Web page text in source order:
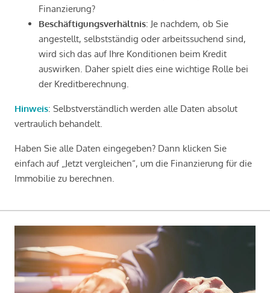
Finanzierung?
Beschäftigungsverhältnis: Je nachdem, ob Sie
angestellt, selbstständig oder arbeitssuchend sind,
wird sich das auf Ihre Konditionen beim Kredit
auswirken. Daher spielt dies eine wichtige Rolle bei
der Kreditberechnung.
Hinweis: Selbstverständlich werden alle Daten absolut
vertraulich behandelt.
Haben Sie alle Daten eingegeben? Dann klicken Sie
einfach auf „Jetzt vergleichen“, um die Finanzierung für die
Immobilie zu berechnen.